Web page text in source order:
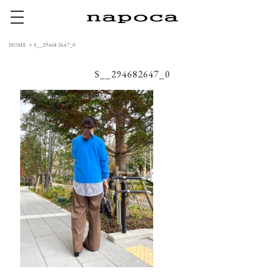
toggle navigation
HOME >S__294682647_0
S__294682647_0